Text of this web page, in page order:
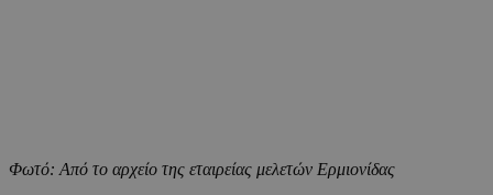
Φωτό: Από το αρχείο της εταιρείας μελετών Ερμιονίδας